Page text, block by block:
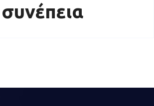
συνέπεια